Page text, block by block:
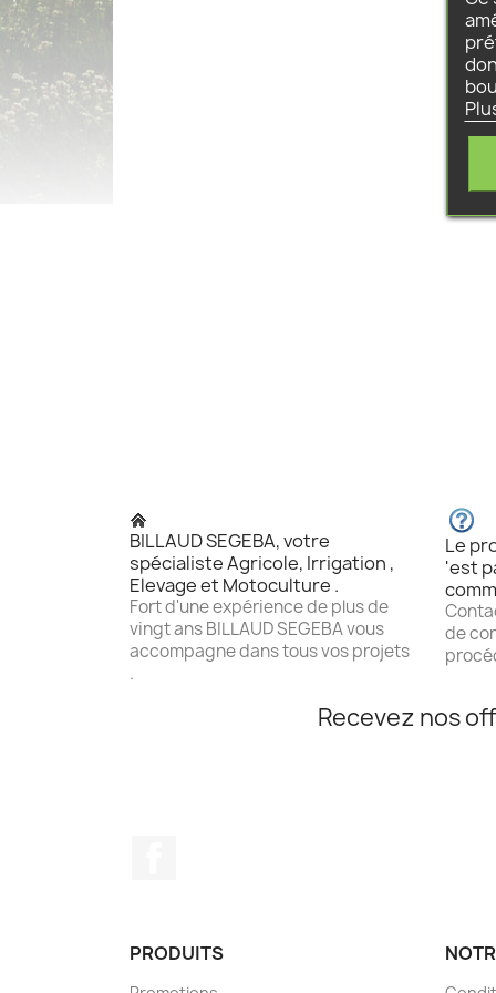
BILLAUD SEGEBA, votre
spécialiste Agricole, Irrigation ,
Elevage et Motoculture .
Fort d'une expérience de plus de
vingt ans BILLAUD SEGEBA vous
accompagne dans tous vos projets
.
Le
'est
de
Recevez nos
PRODUITS